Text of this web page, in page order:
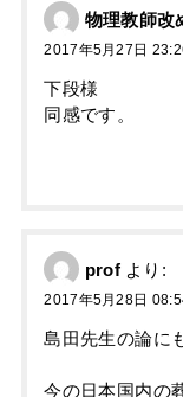
物理教師改
2017年5月27日
下段様
同感です。
prof より:
2017年5月28日
島田先生の論に
今の日本国内の